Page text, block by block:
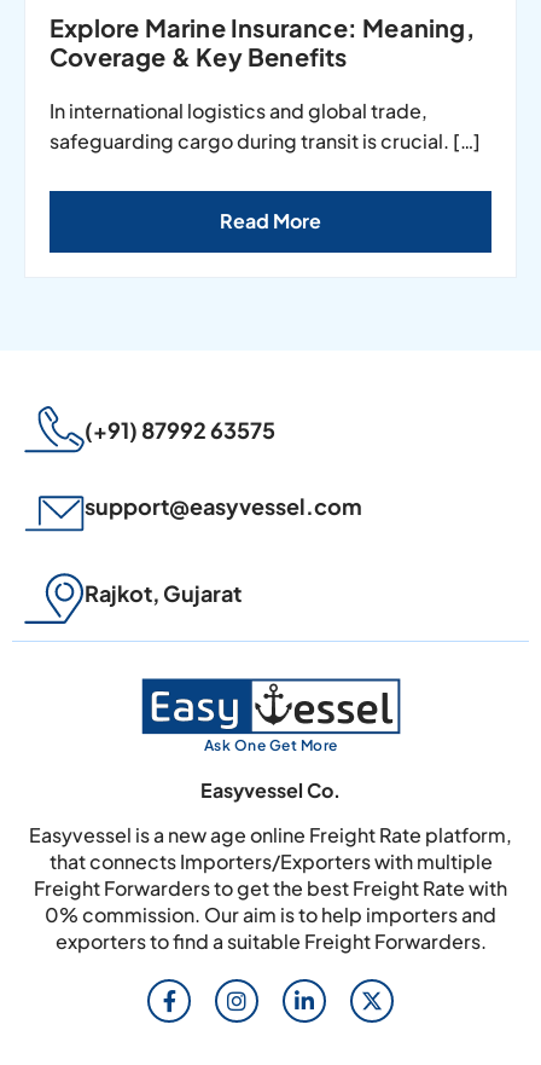
Explore Marine Insurance: Meaning,
Coverage & Key Benefits
In international logistics and global trade,
safeguarding cargo during transit is crucial. […]
Read More
(+91) 87992 63575
support@easyvessel.com
Rajkot, Gujarat
Ask One Get More
Easyvessel Co.
Easyvessel is a new age online Freight Rate platform,
that connects Importers/Exporters with multiple
Freight Forwarders to get the best Freight Rate with
0% commission. Our aim is to help importers and
exporters to find a suitable Freight Forwarders.